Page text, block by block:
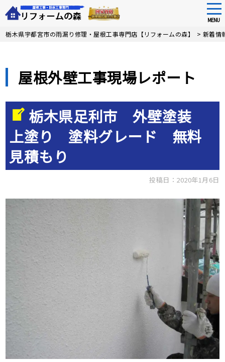
Skip
MENU
栃木県宇都宮市の雨漏り修理・屋根工事専門店【リフォームの森】 > 新着情
屋根外壁工事現場レポート
栃木県足利市 外壁塗装
上塗り 塗料グレード 無料
見積もり
投稿日：2020年1月6日